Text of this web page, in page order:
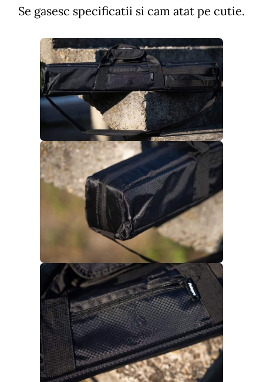
Se gasesc specificatii si cam atat pe cutie.